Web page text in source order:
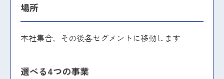
場所
本社集合、その後各セグメントに移動します
選べる4つの事業